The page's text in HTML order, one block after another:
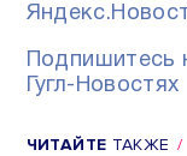
Подпишитесь
Гугл-Новостях
ЧИТАЙТЕ ТАКЖЕ